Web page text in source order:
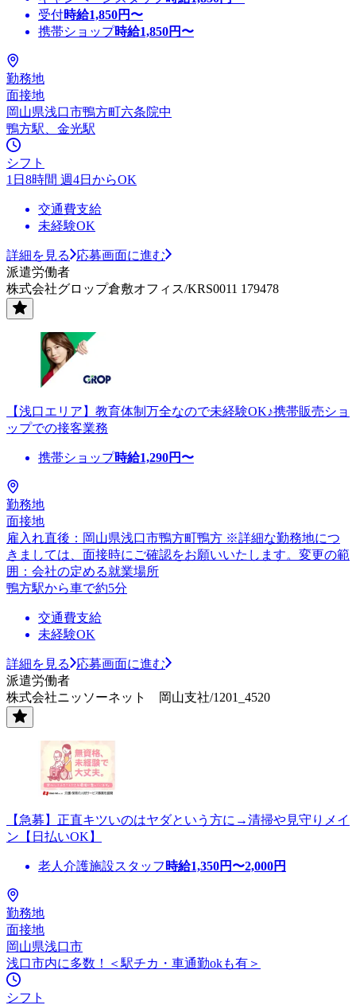
受付時給1,850円〜
携帯ショップ時給1,850円〜
勤務地
面接地
岡山県浅口市鴨方町六条院中
鴨方駅、金光駅
シフト
1日8時間 週4日からOK
交通費支給
未経験OK
詳細を見る
応募画面に進む
派遣労働者
株式会社グロップ倉敷オフィス/KRS0011 179478
【浅口エリア】教育体制万全なので未経験OK♪携帯販売ショ
ップでの接客業務
携帯ショップ時給1,290円〜
勤務地
面接地
雇入れ直後：岡山県浅口市鴨方町鴨方 ※詳細な勤務地につ
きましては、面接時にご確認をお願いいたします。変更の範
囲：会社の定める就業場所
鴨方駅から車で約5分
交通費支給
未経験OK
詳細を見る
応募画面に進む
派遣労働者
株式会社ニッソーネット 岡山支社/1201_4520
【急募】正直キツいのはヤダという方に→清掃や見守りメイ
ン【日払いOK】
老人介護施設スタッフ 時給1,350円〜2,000円
勤務地
面接地
岡山県浅口市
浅口市内に多数！＜駅チカ・車通勤okも有＞
シフト